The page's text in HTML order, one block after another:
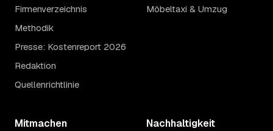
Firmenverzeichnis
Methodik
Presse: Kostenreport 2026
Redaktion
Quellenrichtlinie
Möbeltaxi & Umzug
Mitmachen Nachhaltigkeit